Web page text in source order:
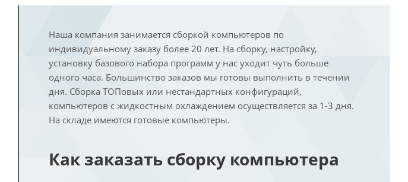
Наша компания занимается сборкой компьютеров по
индивидуальному заказу более 20 лет. На сборку, настройку,
установку базового набора программ у нас уходит чуть больше
одного часа. Большинство заказов мы готовы выполнить в течении
дня. Сборка ТОПовых или нестандартных конфигураций,
компьютеров с жидкостным охлаждением осуществляется за 1-3 дня.
На складе имеются готовые компьютеры.
Как заказать сборку компьютера